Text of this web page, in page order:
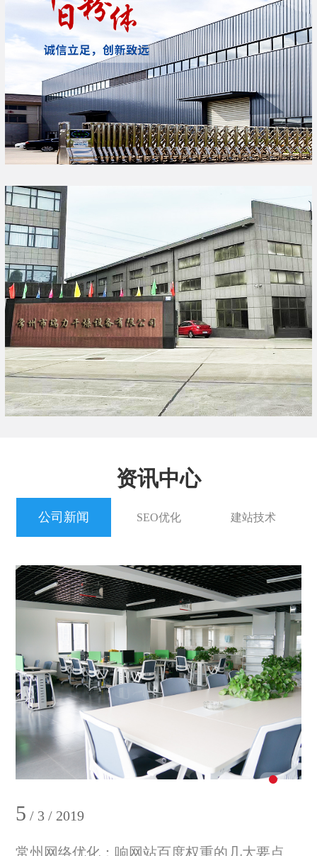
资讯中心
建站技术
SEO优化
公司新闻
5 / 3 / 2019
常州网络优化：响网站百度权重的几大要点